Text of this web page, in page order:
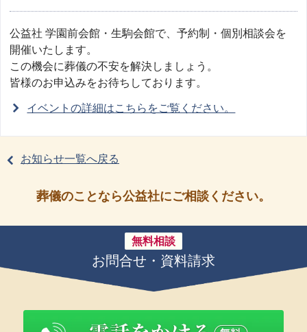
公益社 学園前会館・生駒会館で、予約制・個別相談会を
開催いたします。
この機会に葬儀の不安を解決しましょう。
皆様のお申込みをお待ちしております。
イベントの詳細はこちらをご覧ください。
お知らせ一覧へ戻る
葬儀のことなら公益社にご相談ください。
無料相談
お問合せ・資料請求